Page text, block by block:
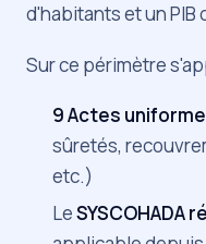
d'habitants et un PIB
Sur ce périmètre
9 Actes
sûretés,
etc.)
LeSYSCOHADA